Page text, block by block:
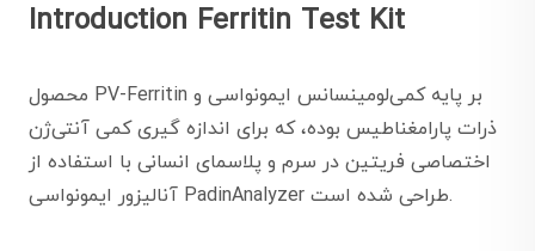
Introduction Ferritin Test Kit
محصول PV-Ferritin بر پایه کمی‌لومینسانس ایمونواسی و
ذرات پارامغناطیس بوده، که برای اندازه گیری کمی آنتی‌ژن
اختصاصی فریتین در سرم و پلاسمای انسانی با استفاده از
آنالیزور ایمونواسی PadinAnalyzer طراحی شده است.